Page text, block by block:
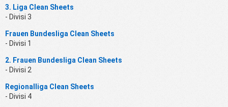
3. Liga Clean Sheets
- Divisi 3
Frauen Bundesliga Clean Sheets
- Divisi 1
2. Frauen Bundesliga Clean Sheets
- Divisi 2
Regionalliga Clean Sheets
- Divisi 4